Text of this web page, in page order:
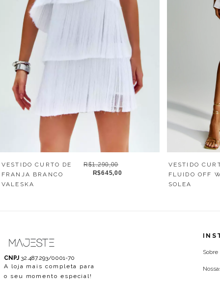
VESTIDO CURTO DE
FRANJA BRANCO
VALESKA
R$1.290,00
R$645,00
VESTIDO
FLUIDO OFF
SOLEA
CNPJ 32.487.293/0001-70
A loja mais completa para
o seu momento especial!
Sobre